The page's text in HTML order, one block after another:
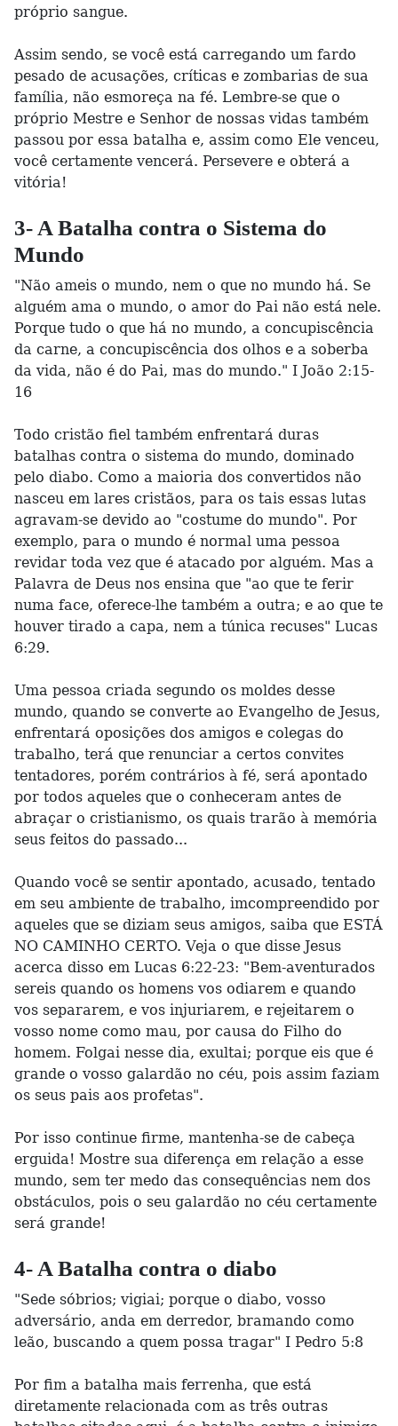
próprio sangue.
Assim sendo, se você está carregando um fardo
pesado de acusações, críticas e zombarias de sua
família, não esmoreça na fé. Lembre-se que o
próprio Mestre e Senhor de nossas vidas também
passou por essa batalha e, assim como Ele venceu,
você certamente vencerá. Persevere e obterá a
vitória!
3- A Batalha contra o Sistema do
Mundo
"Não ameis o mundo, nem o que no mundo há. Se
alguém ama o mundo, o amor do Pai não está nele.
Porque tudo o que há no mundo, a concupiscência
da carne, a concupiscência dos olhos e a soberba
da vida, não é do Pai, mas do mundo." I João 2:15-
16
Todo cristão fiel também enfrentará duras
batalhas contra o sistema do mundo, dominado
pelo diabo. Como a maioria dos convertidos não
nasceu em lares cristãos, para os tais essas lutas
agravam-se devido ao "costume do mundo". Por
exemplo, para o mundo é normal uma pessoa
revidar toda vez que é atacado por alguém. Mas a
Palavra de Deus nos ensina que "ao que te ferir
numa face, oferece-lhe também a outra; e ao que te
houver tirado a capa, nem a túnica recuses" Lucas
6:29.
Uma pessoa criada segundo os moldes desse
mundo, quando se converte ao Evangelho de Jesus,
enfrentará oposições dos amigos e colegas do
trabalho, terá que renunciar a certos convites
tentadores, porém contrários à fé, será apontado
por todos aqueles que o conheceram antes de
abraçar o cristianismo, os quais trarão à memória
seus feitos do passado...
Quando você se sentir apontado, acusado, tentado
em seu ambiente de trabalho, imcompreendido por
aqueles que se diziam seus amigos, saiba que ESTÁ
NO CAMINHO CERTO. Veja o que disse Jesus
acerca disso em Lucas 6:22-23: "Bem-aventurados
sereis quando os homens vos odiarem e quando
vos separarem, e vos injuriarem, e rejeitarem o
vosso nome como mau, por causa do Filho do
homem. Folgai nesse dia, exultai; porque eis que é
grande o vosso galardão no céu, pois assim faziam
os seus pais aos profetas".
Por isso continue firme, mantenha-se de cabeça
erguida! Mostre sua diferença em relação a esse
mundo, sem ter medo das consequências nem dos
obstáculos, pois o seu galardão no céu certamente
será grande!
4- A Batalha contra o diabo
"Sede sóbrios; vigiai; porque o diabo, vosso
adversário, anda em derredor, bramando como
leão, buscando a quem possa tragar" I Pedro 5:8
Por fim a batalha mais ferrenha, que está
diretamente relacionada com as três outras